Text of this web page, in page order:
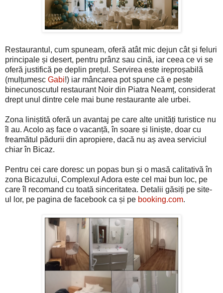
Restaurantul, cum spuneam, oferă atât mic dejun cât și feluri
principale și desert, pentru prânz sau cină, iar ceea ce vi se
oferă justifică pe deplin prețul. Servirea este ireproșabilă
(mulțumesc Gabi!) iar mâncarea pot spune că e peste
binecunoscutul restaurant Noir din Piatra Neamț, considerat
drept unul dintre cele mai bune restaurante ale urbei.
Zona liniștită oferă un avantaj pe care alte unități turistice nu
îl au. Acolo aș face o vacanță, în soare și liniște, doar cu
freamătul pădurii din apropiere, dacă nu aș avea serviciul
chiar în Bicaz.
Pentru cei care doresc un popas bun și o masă calitativă în
zona Bicazului, Complexul Adora este cel mai bun loc, pe
care îl recomand cu toată sinceritatea. Detalii găsiți pe site-
ul lor, pe pagina de facebook ca și pe booking.com.